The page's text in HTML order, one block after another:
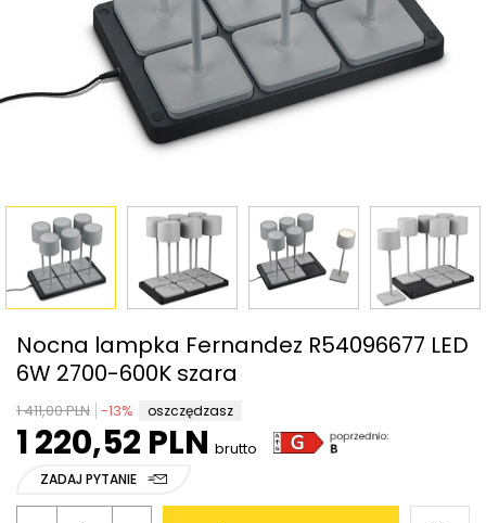
Nocna lampka Fernandez R54096677 LED
6W 2700-600K szara
1 411,00 PLN -13% oszczędzasz
1 220,52 PLN brutto
ZADAJ PYTANIE